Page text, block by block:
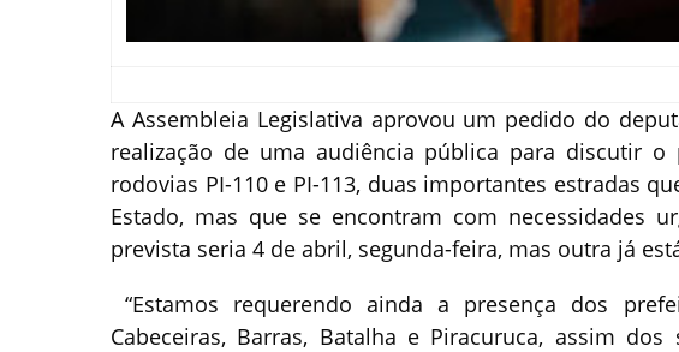
A Assembleia Legislativa aprovou um pedido do
realização de uma audiência pública para discutir
rodovias PI-110 e PI-113, duas importantes estradas
Estado, mas que se encontram com necessidades
prevista seria 4 de abril, segunda-feira, mas outra já
“Estamos requerendo ainda a presença dos
Cabeceiras, Barras, Batalha e Piracuruca, assim